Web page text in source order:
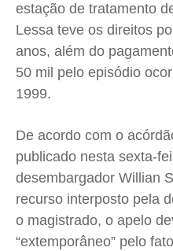
Caetano Roque
Gustavo Bastos
Jr Mignone (in memorian)
Wanda Sily
Anuncie
Quem Somos
Expediente
Caetano Roque
Gustavo Bastos
Jr Mignone (in memorian)
Wanda Sily
Anuncie
Quem Somos
Expediente
Caetano Roque
Gustavo Bastos
Jr Mignone (in memorian)
Wanda Sily
Anuncie
Quem Somos
Expediente
Caetano Roque
Gustavo Bastos
Jr Mignone (in memorian)
Wanda Sily
Anuncie
Quem Somos
Expediente
estação de tratamento
Lessa teve os direitos
anos, além do
50 mil pelo episódio
1999.
De acordo com o
publicado nesta sexta-
desembargador Willian
recurso interposto pela
o magistrado, o apelo
“extemporâneo” pelo